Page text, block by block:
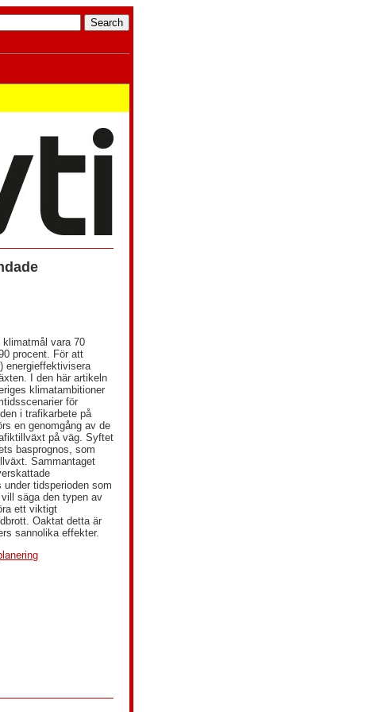
vara 70
procent. För att
energieffektivisera
I den här artikeln
klimatambitioner
för
i trafikarbete på
en genomgång av de
på väg. Syftet
basprognos, som
Sammantaget
tidsperioden som
säga den typen av
ett viktigt
Oaktat detta är
sannolika effekter.